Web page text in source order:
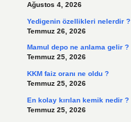
Ağustos 4, 2026
Yedigenin özellikleri nelerdir ?
Temmuz 26, 2026
Mamul depo ne anlama gelir ?
Temmuz 25, 2026
KKM faiz oranı ne oldu ?
Temmuz 25, 2026
En kolay kırılan kemik nedir ?
Temmuz 25, 2026